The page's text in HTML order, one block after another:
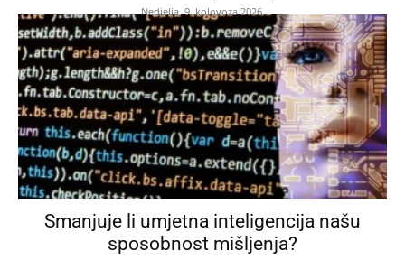
Nedjelja, 9. kolovoza 2026.
Smanjuje li umjetna inteligencija našu
sposobnost mišljenja?